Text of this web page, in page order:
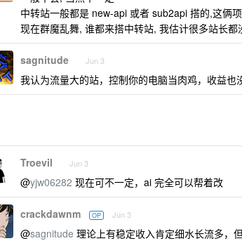
中转站一般都是 new-api 或者 sub2api 搭的,这俩
现在群魔乱舞, 谁都来搭中转站, 我估计很多站长都
sagnitude Jun 3
我认为流量大的站，控制你的电脑当肉鸡，收益
Troevil Jun 3
@yjw06282 现在可不一定，ai 完全可以帮着改
crackdawnm OP Jun 3
@sagnitude 理论上有稳定收入肯定细水长流多，